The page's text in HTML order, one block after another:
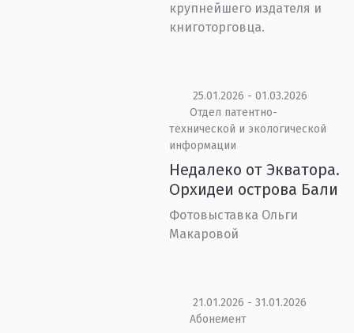
крупнейшего издателя и
книготорговца.
25.01.2026 - 01.03.2026
Отдел патентно-
технической и экологической
информации
Недалеко от Экватора.
Орхидеи острова Бали
Фотовыставка Ольги
Макаровой
21.01.2026 - 31.01.2026
Абонемент